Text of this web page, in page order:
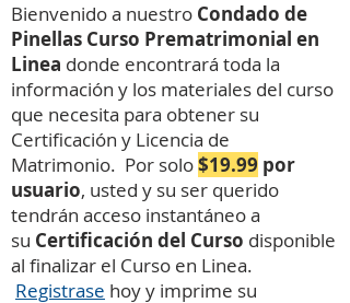
Bienvenido a nuestro Condado de
Pinellas Curso Prematrimonial en
Linea donde encontrará toda la
información y los materiales del curso
que necesita para obtener su
Certificación y Licencia de
Matrimonio. Por solo$19.99 por
usuario, usted y su ser querido
tendrán acceso instantáneo a
su Certificación del Curso disponible
al finalizar el Curso en Linea.
Registrase hoy y imprime su